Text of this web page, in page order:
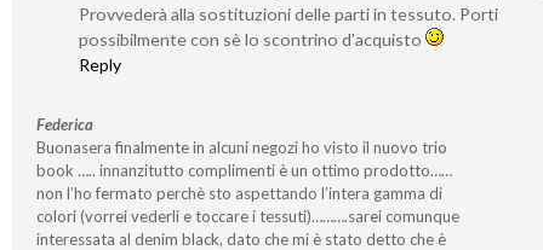
Provvederà alla sostituzioni delle parti in tessuto. Porti
possibilmente con sè lo scontrino d’acquisto
Reply
Federica
Buonasera finalmente in alcuni negozi ho visto il nuovo trio
book ….. innanzitutto complimenti è un ottimo prodotto……
non l’ho fermato perchè sto aspettando l’intera gamma di
colori (vorrei vederli e toccare i tessuti)……….sarei comunque
interessata al denim black, dato che mi è stato detto che è